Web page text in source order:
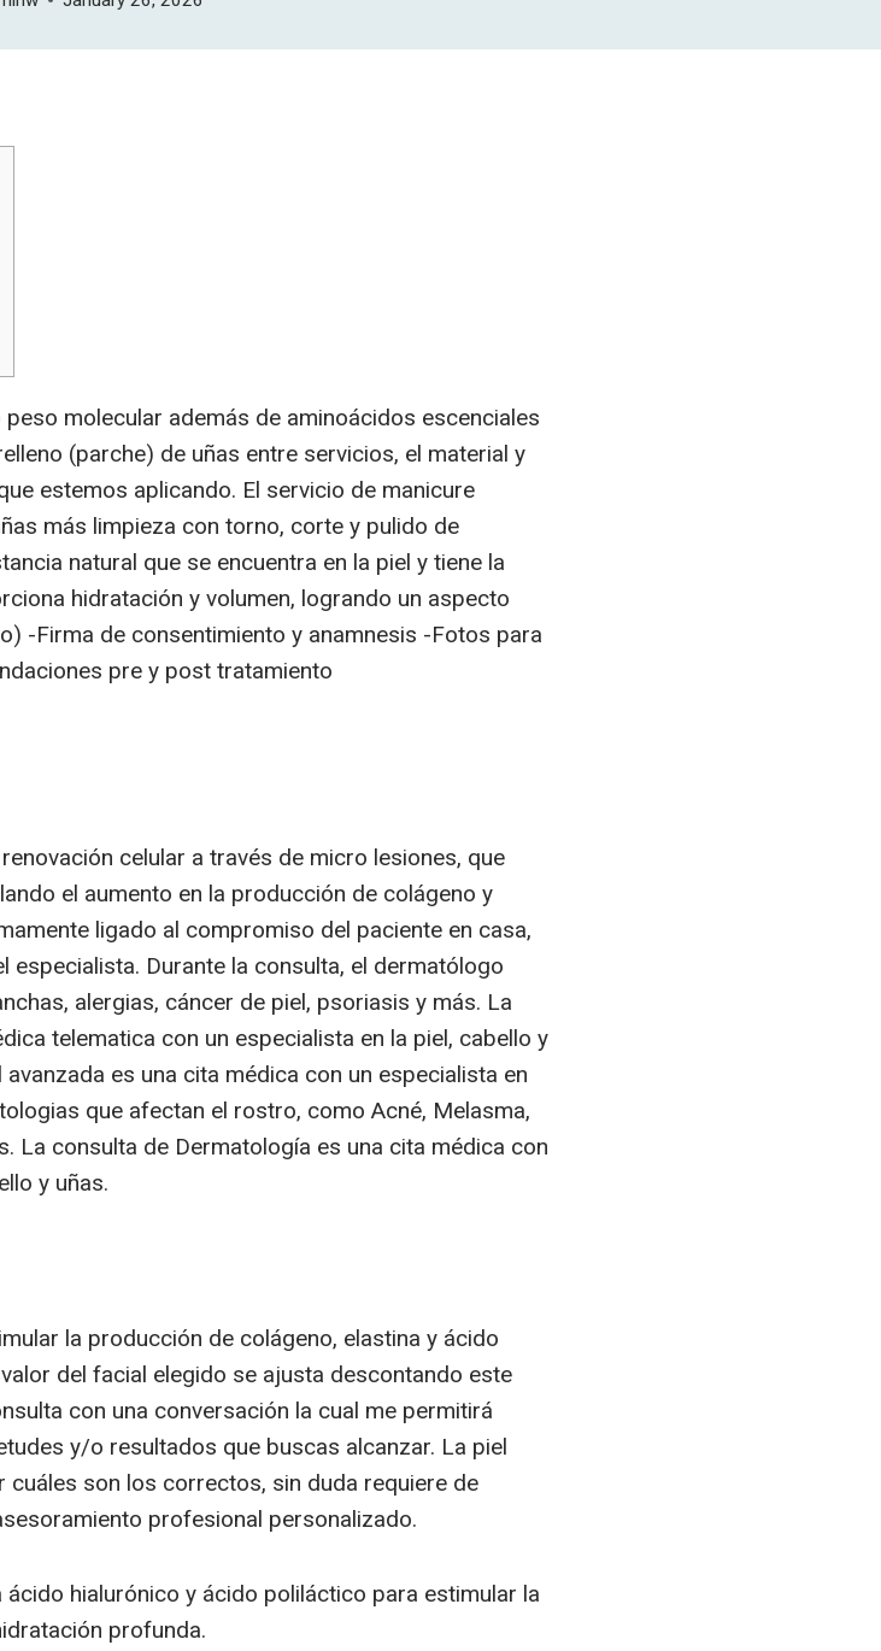
molecular además de aminoácidos escenciales
(parche) de uñas entre servicios, el material y
estemos aplicando. El servicio de manicure
más limpieza con torno, corte y pulido de
natural que se encuentra en la piel y tiene la
hidratación y volumen, logrando un aspecto
-Firma de consentimiento y anamnesis -Fotos para
pre y post tratamiento
celular a través de micro lesiones, que
el aumento en la producción de colágeno y
ligado al compromiso del paciente en casa,
Durante la consulta, el dermatólogo
alergias, cáncer de piel, psoriasis y más. La
telematica con un especialista en la piel, cabello y
es una cita médica con un especialista en
que afectan el rostro, como Acné, Melasma,
La consulta de Dermatología es una cita médica con
y uñas.
la producción de colágeno, elastina y ácido
del facial elegido se ajusta descontando este
con una conversación la cual me permitirá
y/o resultados que buscas alcanzar. La piel
son los correctos, sin duda requiere de
profesional personalizado.
hialurónico y ácido poliláctico para estimular la
profunda.